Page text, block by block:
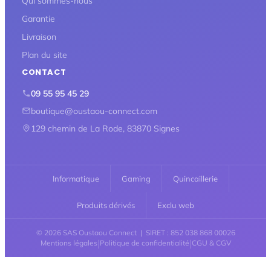
Garantie
Livraison
Plan du site
CONTACT
09 55 95 45 29
boutique@oustaou-connect.com
129 chemin de La Rode, 83870 Signes
Informatique Gaming Quincaillerie
Produits dérivés Exclu web
© 2026 SAS Oustaou Connect | SIRET : 852 038 868 00026
Mentions légales |Politique de confidentialité |CGU & CGV